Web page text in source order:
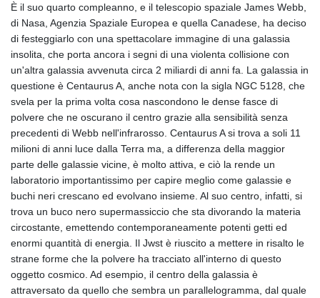
GIP 0.8566
GMD 84.980421
GNF 10123.874202
GTQ 8.794891
GYD 241.157003
HKD 9.066767
HNL 30.895616
HRK 7.536622
HTG 150.718127
HUF 363.096405
IDR 20580.370421
ILS 3.468234
IMP 0.8566
INR 110.076256
IQD 1509.981237
IRR
1590322.371805
ISK 142.598215
È il suo quarto compleanno, e il telescopio spaziale James Webb,
di Nasa, Agenzia Spaziale Europea e quella Canadese, ha deciso
di festeggiarlo con una spettacolare immagine di una galassia
insolita, che porta ancora i segni di una violenta collisione con
un'altra galassia avvenuta circa 2 miliardi di anni fa. La galassia in
questione è Centaurus A, anche nota con la sigla NGC 5128, che
svela per la prima volta cosa nascondono le dense fasce di
polvere che ne oscurano il centro grazie alla sensibilità senza
precedenti di Webb nell'infrarosso. Centaurus A si trova a soli 11
milioni di anni luce dalla Terra ma, a differenza della maggior
parte delle galassie vicine, è molto attiva, e ciò la rende un
laboratorio importantissimo per capire meglio come galassie e
buchi neri crescano ed evolvano insieme. Al suo centro, infatti, si
trova un buco nero supermassiccio che sta divorando la materia
circostante, emettendo contemporaneamente potenti getti ed
enormi quantità di energia. Il Jwst è riuscito a mettere in risalto le
strane forme che la polvere ha tracciato all'interno di questo
oggetto cosmico. Ad esempio, il centro della galassia è
attraversato da quello che sembra un parallelogramma, dal quale